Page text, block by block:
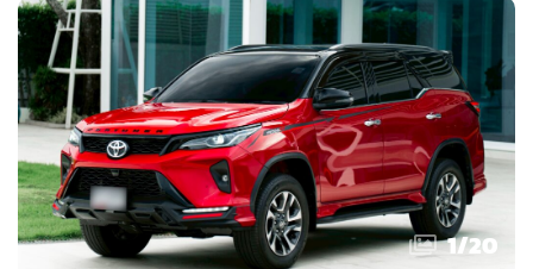
1/20